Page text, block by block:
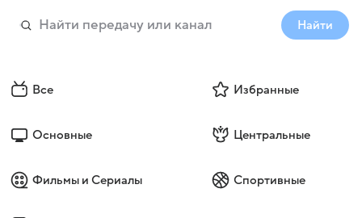
Найти
Все Избранные
Основные Центральные
Фильмы и Сериалы Спортивные